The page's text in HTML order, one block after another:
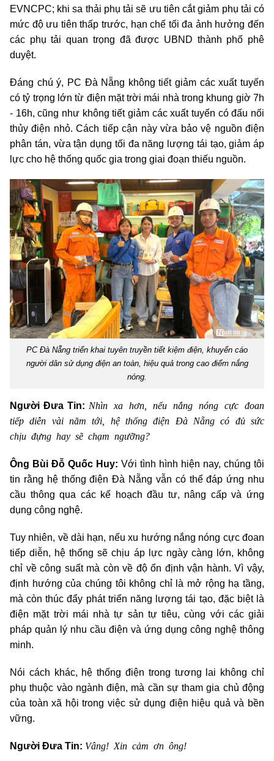
EVNCPC; khi sa thải phụ tải sẽ ưu tiên cắt giảm phụ tải có
mức độ ưu tiên thấp trước, hạn chế tối đa ảnh hưởng đến
các phụ tải quan trọng đã được UBND thành phố phê
duyệt.
Đáng chú ý, PC Đà Nẵng không tiết giảm các xuất tuyến
có tỷ trọng lớn từ điện mặt trời mái nhà trong khung giờ 7h
- 16h, cũng như không tiết giảm các xuất tuyến có đấu nối
thủy điện nhỏ. Cách tiếp cận này vừa bảo vệ nguồn điện
phân tán, vừa tận dụng tối đa năng lượng tái tạo, giảm áp
lực cho hệ thống quốc gia trong giai đoạn thiếu nguồn.
PC Đà Nẵng triển khai tuyên truyền tiết kiệm điện, khuyến cáo
người dân sử dụng điện an toàn, hiệu quả trong cao điểm nắng
nóng.
Người Đưa Tin: Nhìn xa hơn, nếu nắng nóng cực đoan
tiếp diễn vài năm tới, hệ thống điện Đà Nẵng có đủ sức
chịu đựng hay sẽ chạm ngưỡng?
Ông Bùi Đỗ Quốc Huy: Với tình hình hiện nay, chúng tôi
tin rằng hệ thống điện Đà Nẵng vẫn có thể đáp ứng nhu
cầu thông qua các kế hoạch đầu tư, nâng cấp và ứng
dụng công nghệ.
Tuy nhiên, về dài hạn, nếu xu hướng nắng nóng cực đoan
tiếp diễn, hệ thống sẽ chịu áp lực ngày càng lớn, không
chỉ về công suất mà còn về độ ổn định vận hành. Vì vậy,
định hướng của chúng tôi không chỉ là mở rộng hạ tầng,
mà còn thúc đẩy phát triển năng lượng tái tạo, đặc biệt là
điện mặt trời mái nhà tự sản tự tiêu, cùng với các giải
pháp quản lý nhu cầu điện và ứng dụng công nghệ thông
minh.
Nói cách khác, hệ thống điện trong tương lai không chỉ
phụ thuộc vào ngành điện, mà cần sự tham gia chủ động
của toàn xã hội trong việc sử dụng điện hiệu quả và bền
vững.
Người Đưa Tin: Vâng! Xin cảm ơn ông!